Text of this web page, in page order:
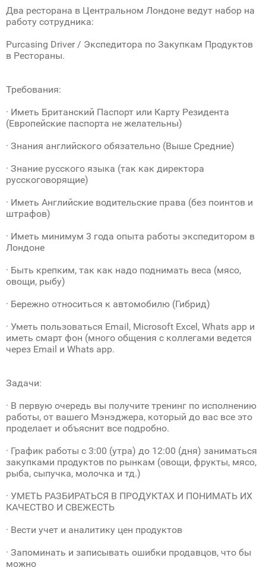
Два ресторана в Центральном Лондоне ведут набор на
работу сотрудника:
Purcasing Driver / Экспедитора по Закупкам Продуктов
в Рестораны.
Требования:
· Иметь Британский Паспорт или Карту Резидента
(Европейские паспорта не желательны)
· Знания английского обязательно (Выше Средние)
· Знание русского языка (так как директора
русскоговорящие)
· Иметь Английские водительские права (без поинтов и
штрафов)
· Иметь минимум 3 года опыта работы экспедитором в
Лондоне
· Быть крепким, так как надо поднимать веса (мясо,
овощи, рыбу)
· Бережно относиться к автомобилю (Гибрид)
· Уметь пользоваться Email, Microsoft Excel, Whats app и
иметь смарт фон (много общения с коллегами ведется
через Email и Whats app.
Задачи:
· В первую очередь вы получите тренинг по исполнению
работы, от вашего Мэнэджера, который до вас все это
проделает и объяснит все подробно.
· График работы с 3:00 (утра) до 12:00 (дня) заниматься
закупками продуктов по рынкам (овощи, фрукты, мясо,
рыба, сыпучка, молочка и тд.)
· УМЕТЬ РАЗБИРАТЬСЯ В ПРОДУКТАХ И ПОНИМАТЬ ИХ
КАЧЕСТВО И СВЕЖЕСТЬ
· Вести учет и аналитику цен продуктов
· Запоминать и записывать ошибки продавцов, что бы
можно